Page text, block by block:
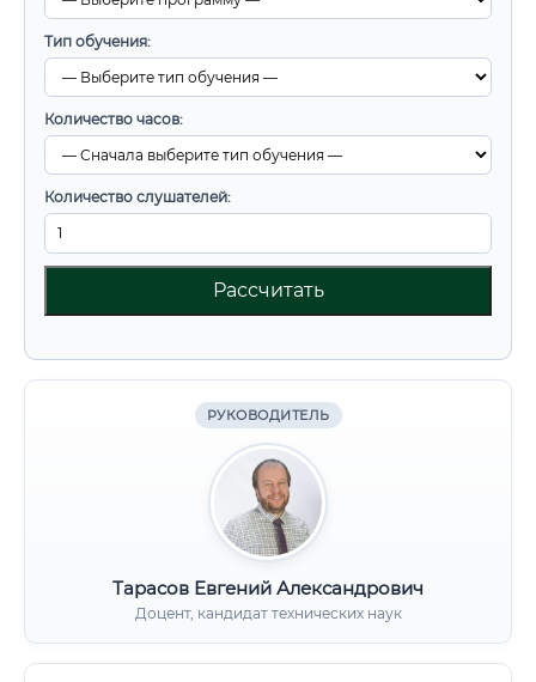
Тип обучения:
Количество часов:
Количество слушателей:
Рассчитать
РУКОВОДИТЕЛЬ
Тарасов Евгений Александрович
Доцент, кандидат технических наук